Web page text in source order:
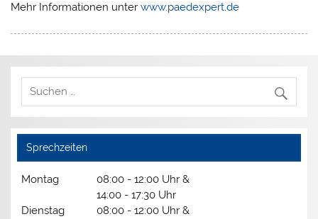
Mehr Informationen unterwww.paedexpert.de
Sprechzeiten
Montag
08:00 - 12:00 Uhr &
14:00 - 17:30 Uhr
Dienstag
08:00 - 12:00 Uhr &